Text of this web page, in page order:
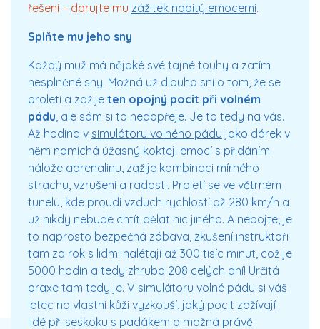
řešení – darujte mu zážitek nabitý emocemi.
Splňte mu jeho sny
Každý muž má nějaké své tajné touhy a zatím
nesplněné sny. Možná už dlouho sní o tom, že se
proletí a zažije ten opojný pocit při volném
pádu, ale sám si to nedopřeje. Je to tedy na vás.
Až hodina v simulátoru volného pádu jako dárek v
něm namíchá úžasný koktejl emocí s přidáním
nálože adrenalinu, zažije kombinaci mírného
strachu, vzrušení a radosti. Proletí se ve větrném
tunelu, kde proudí vzduch rychlostí až 280 km/h a
už nikdy nebude chtít dělat nic jiného. A nebojte, je
to naprosto bezpečná zábava, zkušení instruktoři
tam za rok s lidmi nalétají až 300 tisíc minut, což je
5000 hodin a tedy zhruba 208 celých dní! Určitá
praxe tam tedy je. V simulátoru volné pádu si váš
letec na vlastní kůži vyzkouší, jaký pocit zažívají
lidé při seskoku s padákem a možná právě